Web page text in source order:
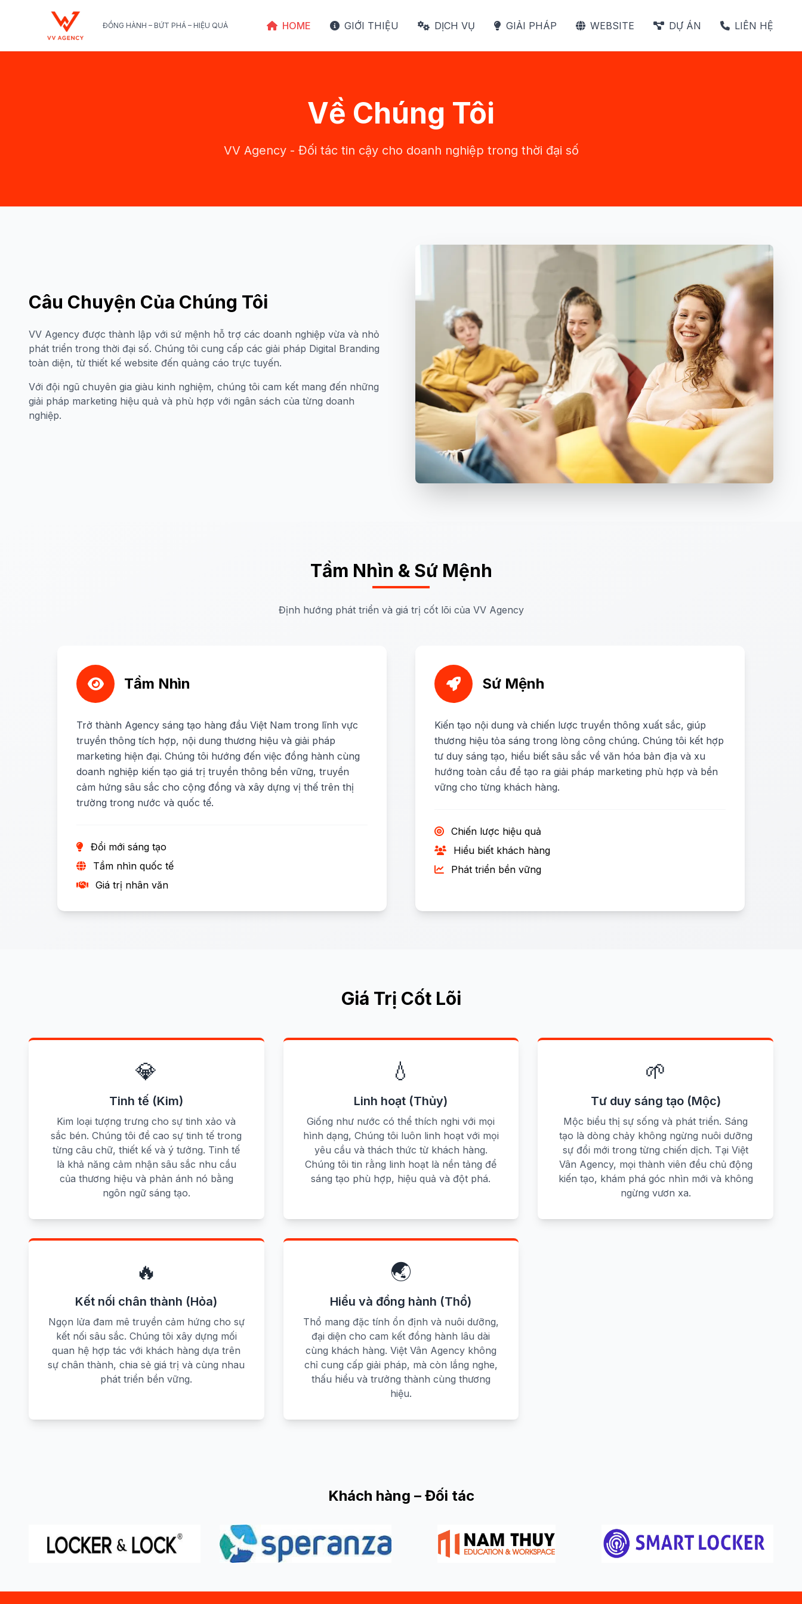
ĐỒNG HÀNH – BỨT PHÁ – HIỆU QUẢ HOME GIỚI THIỆU DỊCH VỤ GIẢI PHÁP WEBSITE DỰ ÁN LIÊN HỆ
Về Chúng Tôi
VV Agency - Đối tác tin cậy cho doanh nghiệp trong thời đại số
Câu Chuyện Của Chúng Tôi
VV Agency được thành lập với sứ mệnh hỗ trợ các doanh nghiệp vừa và nhỏ
phát triển trong thời đại số. Chúng tôi cung cấp các giải pháp Digital Branding
toàn diện, từ thiết kế website đến quảng cáo trực tuyến.
Với đội ngũ chuyên gia giàu kinh nghiệm, chúng tôi cam kết mang đến những
giải pháp marketing hiệu quả và phù hợp với ngân sách của từng doanh
nghiệp.
Tầm Nhìn & Sứ Mệnh
Định hướng phát triển và giá trị cốt lõi của VV Agency
Tầm Nhìn
Trở thành Agency sáng tạo hàng đầu Việt Nam trong lĩnh vực
truyền thông tích hợp, nội dung thương hiệu và giải pháp
marketing hiện đại. Chúng tôi hướng đến việc đồng hành cùng
doanh nghiệp kiến tạo giá trị truyền thông bền vững, truyền
cảm hứng sâu sắc cho cộng đồng và xây dựng vị thế trên thị
trường trong nước và quốc tế.
Đổi mới sáng tạo
Tầm nhìn quốc tế
Giá trị nhân văn
Sứ Mệnh
Kiến tạo nội dung và chiến lược truyền thông xuất sắc, giúp
thương hiệu tỏa sáng trong lòng công chúng. Chúng tôi kết hợp
tư duy sáng tạo, hiểu biết sâu sắc về văn hóa bản địa và xu
hướng toàn cầu để tạo ra giải pháp marketing phù hợp và bền
vững cho từng khách hàng.
Chiến lược hiệu quả
Hiểu biết khách hàng
Phát triển bền vững
Giá Trị Cốt Lõi
💎
Tinh tế (Kim)
Kim loại tượng trưng cho sự tinh xảo và
sắc bén. Chúng tôi đề cao sự tinh tế trong
từng câu chữ, thiết kế và ý tưởng. Tinh tế
là khả năng cảm nhận sâu sắc nhu cầu
của thương hiệu và phản ánh nó bằng
ngôn ngữ sáng tạo.
💧
Linh hoạt (Thủy)
Giống như nước có thể thích nghi với mọi
hình dạng, Chúng tôi luôn linh hoạt với mọi
yêu cầu và thách thức từ khách hàng.
Chúng tôi tin rằng linh hoạt là nền tảng để
sáng tạo phù hợp, hiệu quả và đột phá.
🌱
Tư duy sáng tạo (Mộc)
Mộc biểu thị sự sống và phát triển. Sáng
tạo là dòng chảy không ngừng nuôi dưỡng
sự đổi mới trong từng chiến dịch. Tại Việt
Vân Agency, mọi thành viên đều chủ động
kiến tạo, khám phá góc nhìn mới và không
ngừng vươn xa.
🔥
Kết nối chân thành (Hỏa)
Ngọn lửa đam mê truyền cảm hứng cho sự
kết nối sâu sắc. Chúng tôi xây dựng mối
quan hệ hợp tác với khách hàng dựa trên
sự chân thành, chia sẻ giá trị và cùng nhau
phát triển bền vững.
🌏
Hiểu và đồng hành (Thổ)
Thổ mang đặc tính ổn định và nuôi dưỡng,
đại diện cho cam kết đồng hành lâu dài
cùng khách hàng. Việt Vân Agency không
chỉ cung cấp giải pháp, mà còn lắng nghe,
thấu hiểu và trưởng thành cùng thương
hiệu.
Khách hàng – Đối tác